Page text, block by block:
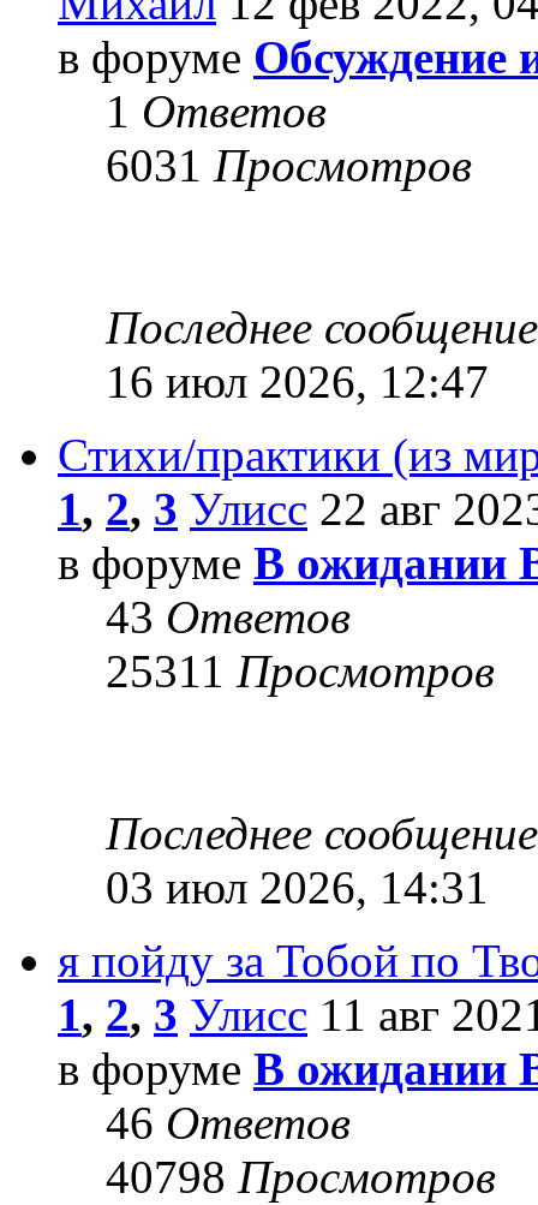
в форуме Обсуждение
1 Ответов
6031 Просмотров
Последнее
16 июл 2026, 12:47
Стихи/практики (из
1, 2, 3 Улисс 22 авг
в форуме В ожидании
43 Ответов
25311 Просмотров
Последнее
03 июл 2026, 14:31
я пойду за Тобой по
1, 2, 3 Улисс 11 авг
в форуме В ожидании
46 Ответов
40798 Просмотров